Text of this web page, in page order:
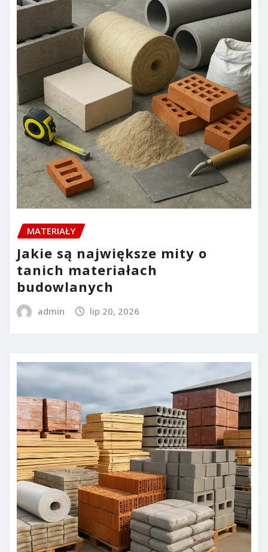
MATERIAŁY
Jakie są największe mity o
tanich materiałach
budowlanych
admin lip 20, 2026